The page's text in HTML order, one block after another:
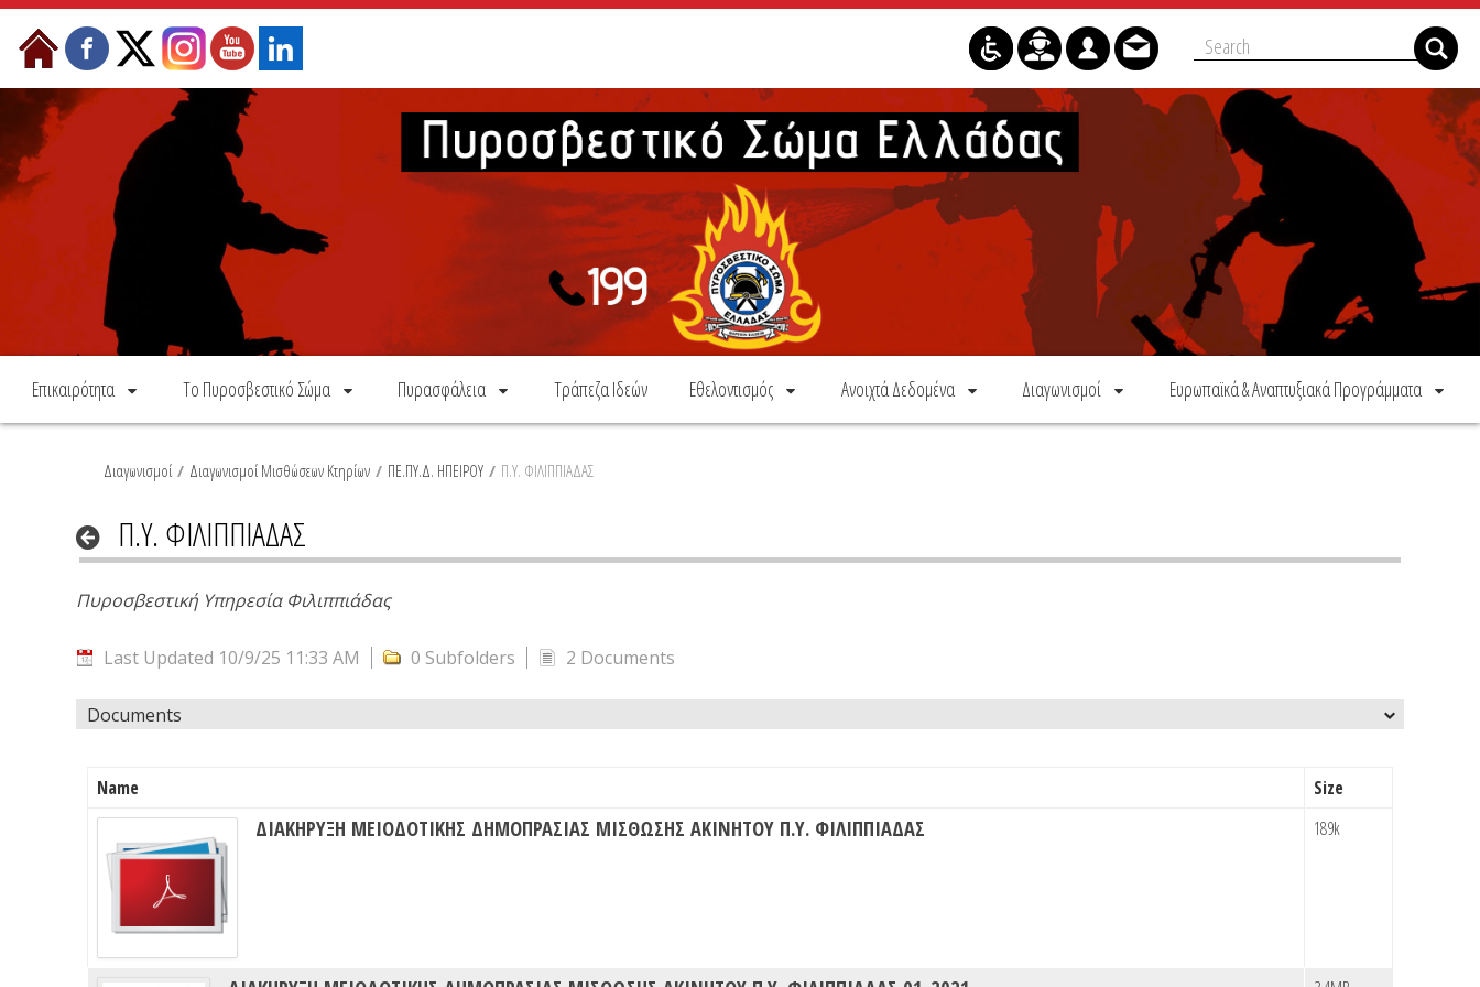
Skip to Content
Επικαιρότητα Το Πυροσβεστικό Σώμα Πυρασφάλεια Τράπεζα Ιδεών Εθελοντισμός Ανοιχτά Δεδομένα Διαγωνισμοί Ευρωπαϊκά & Αναπτυξιακά Προγράμματα
Διαγωνισμοί / Διαγωνισμοί Μισθώσεων Κτηρίων / ΠΕ.ΠΥ.Δ. ΗΠΕΙΡΟΥ / Π.Υ. ΦΙΛΙΠΠΙΑΔΑΣ
Π.Υ. ΦΙΛΙΠΠΙΑΔΑΣ
Πυροσβεστική Υπηρεσία Φιλιππιάδας
Last Updated 10/9/25 11:33 AM 0 Subfolders 2 Documents
Documents
Name Size
ΔΙΑΚΗΡΥΞΗ ΜΕΙΟΔΟΤΙΚΗΣ ΔΗΜΟΠΡΑΣΙΑΣ ΜΙΣΘΩΣΗΣ ΑΚΙΝΗΤΟΥ Π.Υ. ΦΙΛΙΠΠΙΑΔΑΣ 189k